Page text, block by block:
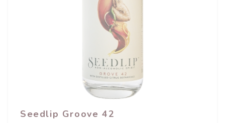
Seedlip Groove 42